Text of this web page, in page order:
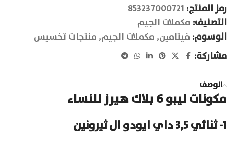
رمز المنتج: 853237000721
التصنيف: مكملات الجيم
الوسوم: فيتامين, مكملات الجيم, منتجات تخسيس
مشاركة:
الوصف
مكونات ليبو 6 بلاك هيرز للنساء
1- ثنائي 3,5 داي ايودو ال ثيرونين